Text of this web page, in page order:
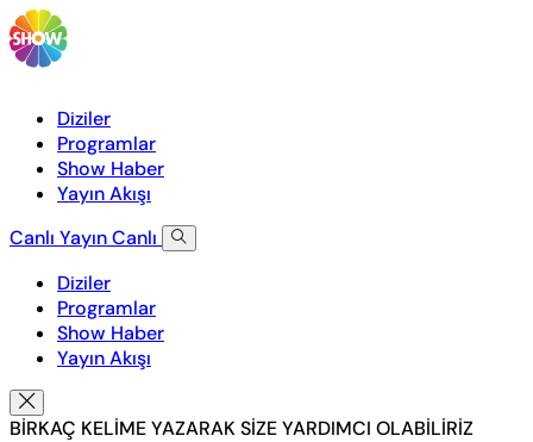
Diziler
Programlar
Show Haber
Yayın Akışı
Canlı YayınCanlı
Diziler
Programlar
Show Haber
Yayın Akışı
BİRKAÇ KELİME YAZARAK SİZE YARDIMCI OLABİLİRİZ